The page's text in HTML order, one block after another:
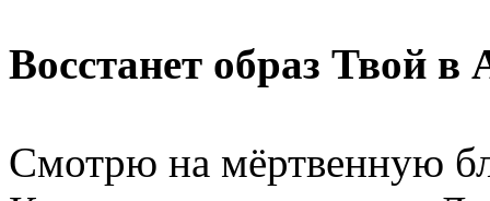
Восстанет образ Твой в
Смотрю на мёртвенную